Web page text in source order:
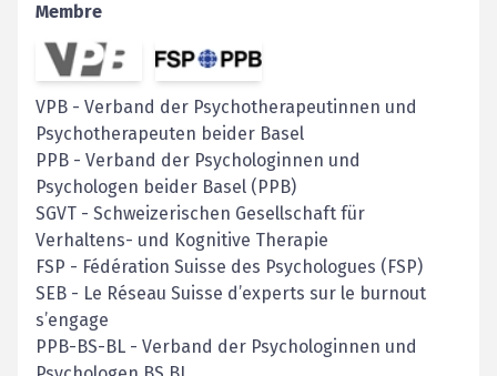
Membre
VPB - Verband der Psychotherapeutinnen und
Psychotherapeuten beider Basel
PPB - Verband der Psychologinnen und
Psychologen beider Basel (PPB)
SGVT - Schweizerischen Gesellschaft für
Verhaltens- und Kognitive Therapie
FSP - Fédération Suisse des Psychologues (FSP)
SEB - Le Réseau Suisse d’experts sur le burnout
s’engage
PPB-BS-BL - Verband der Psychologinnen und